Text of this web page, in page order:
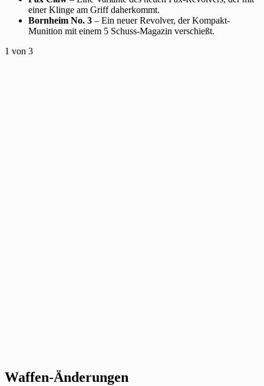
einer Klinge am Griff daherkommt.
Bornheim No. 3 – Ein neuer Revolver, der Kompakt-
Munition mit einem 5 Schuss-Magazin verschießt.
1 von 3
Waffen-Änderungen